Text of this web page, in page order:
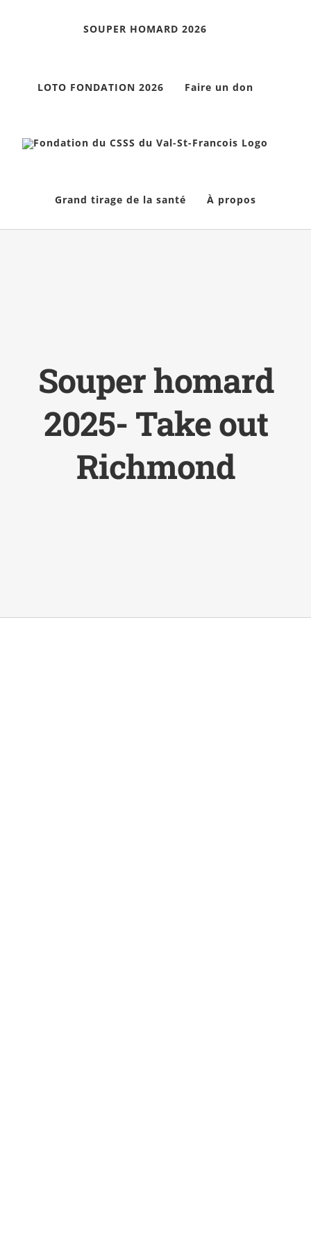
SOUPER HOMARD 2026
LOTO FONDATION 2026 Faire un don
Grand tirage de la santé À propos
Souper homard
2025- Take out
Richmond